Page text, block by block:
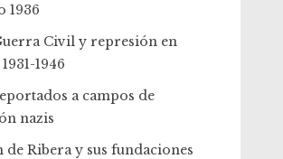
1936
Civil y represión en
1946
a campos de
nazis
de Ribera y sus fundaciones